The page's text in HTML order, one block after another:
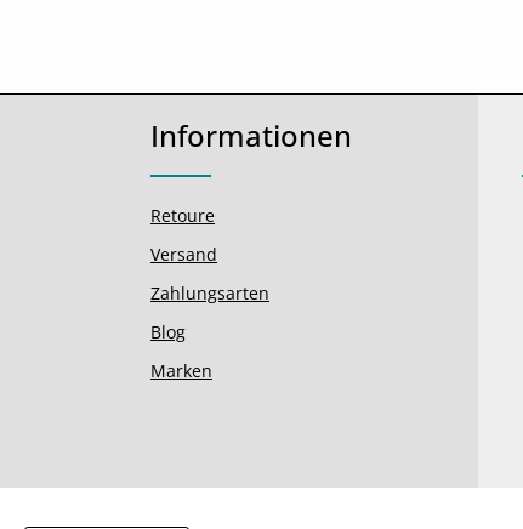
Informationen
Retoure
Versand
Zahlungsarten
Blog
Marken